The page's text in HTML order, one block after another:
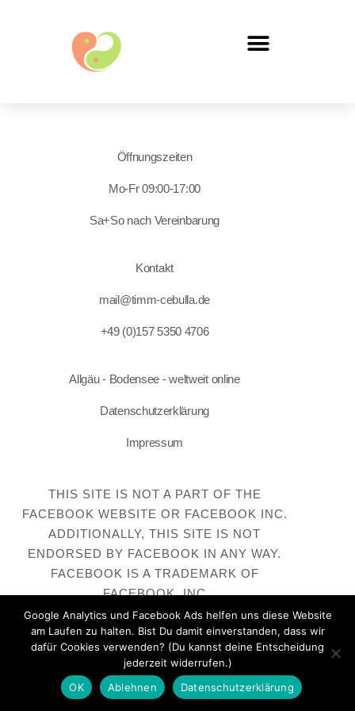
Öffnungszeiten
Mo-Fr 09:00-17:00
Sa+So nach Vereinbarung
Kontakt
mail@timm-cebulla.de
+49 (0)157 5350 4706
Allgäu - Bodensee - weltweit online
Datenschutzerklärung
Impressum
THIS SITE IS NOT A PART OF THE
FACEBOOK WEBSITE OR FACEBOOK INC.
ADDITIONALLY, THIS SITE IS NOT
ENDORSED BY FACEBOOK IN ANY WAY.
FACEBOOK IS A TRADEMARK OF
FACEBOOK, INC
Google Analytics und Facebook Ads helfen uns diese Website
am Laufen zu halten. Bist Du damit einverstanden, dass wir
dafür Cookies verwenden? (Du kannst deine Entscheidung
jederzeit widerrufen.)
OK
Ablehnen Datenschutzerklärung